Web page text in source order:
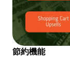
節約機能